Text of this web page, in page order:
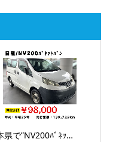
県で”NV200ﾊﾞﾈｯ…